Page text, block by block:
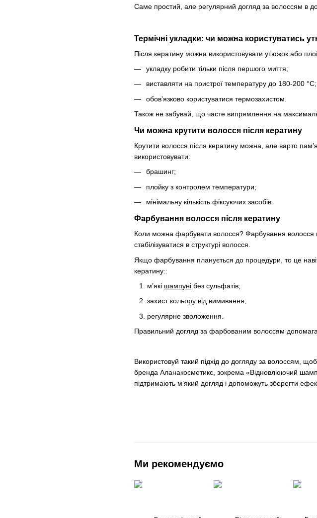
Саме простий, але регулярний догляд за волоссям в
Термічні укладки: чи можна користуватись
Після кератину можна використовувати утюжок або
укладку робити тільки після першого миття;
виставляти на пристрої температуру до 180-200 °C;
обов’язково користуватися термозахистом.
Також не забувай, що часте випрямлення на
Чи можна крутити волосся після кератину
Крутити волосся після кератину можна, але варто
використовувати:
брашинг;
плойку з контролем температури;
мінімальну кількість фіксуючих засобів.
Фарбування волосся після кератину
Коли можна фарбувати волосся? Фарбування волосся
стабілізуватися в структурі волосся.
Якщо фарбування планується до процедури, то це
кератину::
м’які шампуні без сульфатів;
захист кольору від вимивання;
регулярне зволоження.
Правильний догляд за фарбованим волоссям допомагає
Використовуй такий підхід до догляду за волоссям,
бренда Аланакосметикс, зокрема «Відновлюючий
підтримають м’який догляд і допоможуть зберегти
Ми рекомендуємо